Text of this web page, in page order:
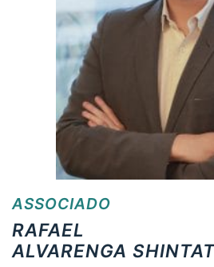
ASSOCIADO
RAFAEL
ALVARENGA